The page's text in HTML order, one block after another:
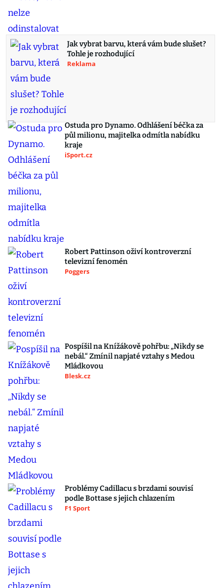
Jak vybrat barvu, která vám bude slušet?
Tohle je rozhodující
Reklama
Ostuda pro Dynamo. Odhlášení béčka za
půl milionu, majitelka odmítla nabídku
kraje
iSport.cz
Robert Pattinson oživí kontroverzní
televizní fenomén
Poggers
Pospíšil na Knížákově pohřbu: „Nikdy se
nebál.“ Zmínil napjaté vztahy s Medou
Mládkovou
Blesk.cz
Problémy Cadillacu s brzdami souvisí
podle Bottase s jejich chlazením
F1 Sport